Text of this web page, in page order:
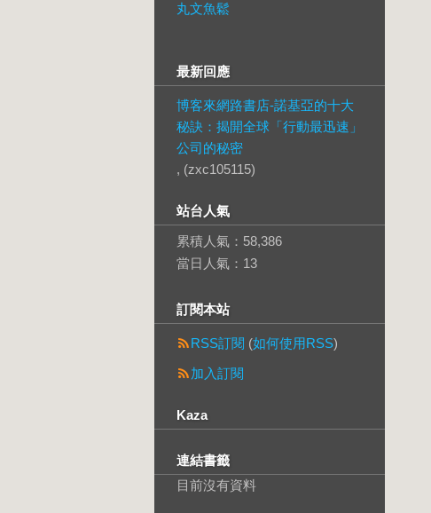
丸文魚鬆
最新回應
博客來網路書店-諾基亞的十大
秘訣：揭開全球「行動最迅速」
公司的秘密
, (zxc105115)
站台人氣
累積人氣： 58,386
當日人氣： 13
訂閱本站
RSS訂閱 (如何使用RSS)
加入訂閱
Kaza
連結書籤
目前沒有資料